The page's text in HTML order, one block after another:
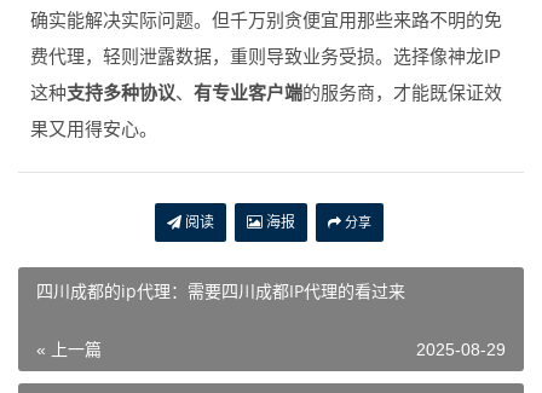
确实能解决实际问题。但千万别贪便宜用那些来路不明的免
费代理，轻则泄露数据，重则导致业务受损。选择像神龙IP
这种支持多种协议、 有专业客户端的服务商，才能既保证效
果又用得安心。
阅读 海报 分享
四川成都的ip代理：需要四川成都IP代理的看过来
« 上一篇 2025-08-29